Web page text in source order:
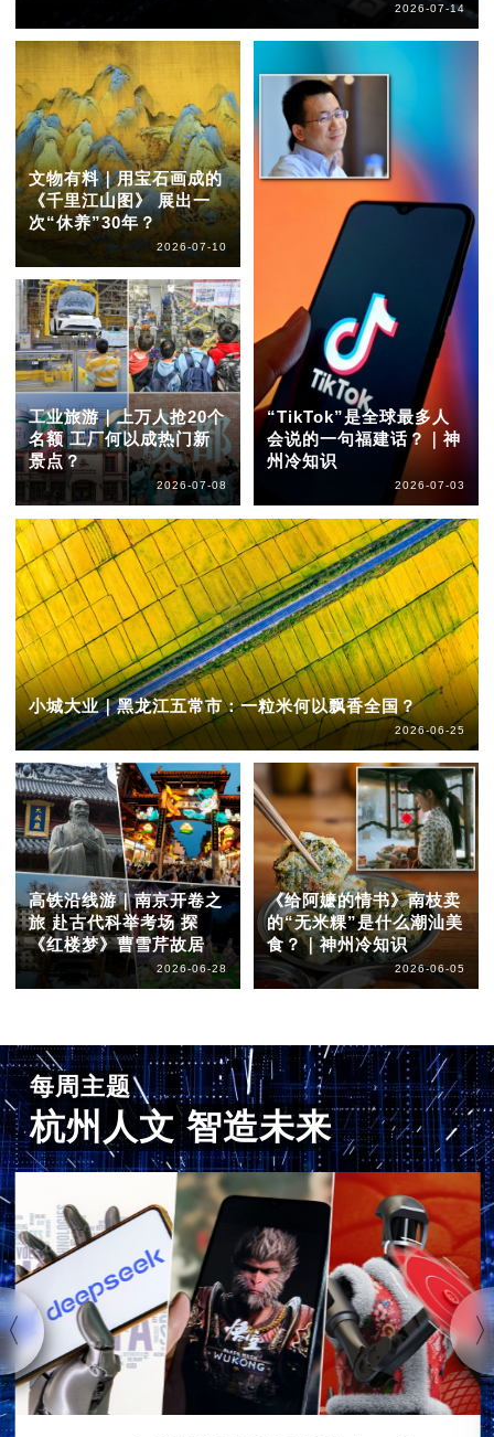
2026-07-14
文物有料｜用宝石画成的
《千里江山图》 展出一
次“休养”30年？
2026-07-10
工业旅游｜上万人抢20个
名额 工厂何以成热门新
景点？
2026-07-08
“TikTok”是全球最多人
会说的一句福建话？｜神
州冷知识
2026-07-03
小城大业｜黑龙江五常市：一粒米何以飘香全国？
2026-06-25
高铁沿线游｜南京开卷之
旅 赴古代科举考场 探
《红楼梦》曹雪芹故居
2026-06-28
《给阿嬷的情书》南枝卖
的“无米粿”是什么潮汕美
食？｜神州冷知识
2026-06-05
每周主题
杭州人文 智造未来